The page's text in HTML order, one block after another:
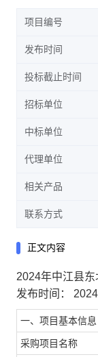
项目编号
发布时间
投标截止时间
招标单位
中标单位
代理单位
相关产品
联系方式
正文内容
2024年中江县
发布时间：
一、项目基本信息
采购项目名称